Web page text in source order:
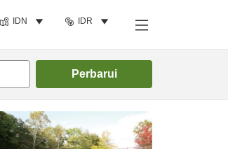
IDN IDR
Perbarui
Cari kamar